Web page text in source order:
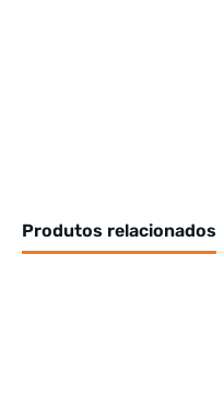
Produtos relacionados